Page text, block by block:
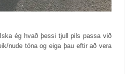
ég hvað þessi tjull pils passa við
nude tóna og eiga þau eftir að vera